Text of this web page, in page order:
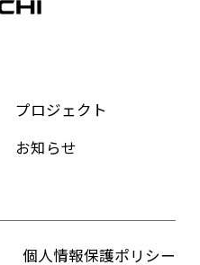
プロジェクト
お知らせ
個人情報保護ポリシー